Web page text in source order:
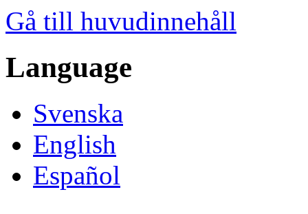
Gå till huvudinnehåll
Language
Svenska
English
Español